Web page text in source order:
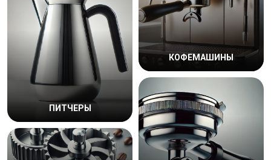
ПИТЧЕРЫ
КОФЕМАШИНЫ